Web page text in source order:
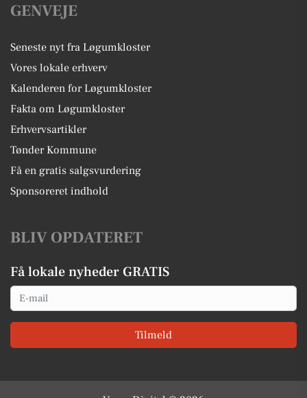
GENVEJE
Seneste nyt fra Løgumkloster
Vores lokale erhverv
Kalenderen for Løgumkloster
Fakta om Løgumkloster
Erhvervsartikler
Tønder Kommune
Få en gratis salgsvurdering
Sponsoreret indhold
BLIV OPDATERET
Få lokale nyheder GRATIS
Email
Tilmeld